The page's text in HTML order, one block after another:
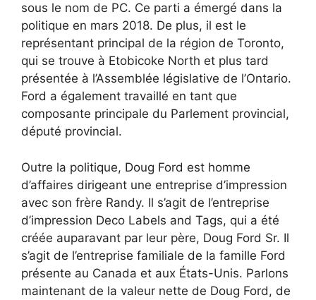
sous le nom de PC. Ce parti a émergé dans la
politique en mars 2018. De plus, il est le
représentant principal de la région de Toronto,
qui se trouve à Etobicoke North et plus tard
présentée à l’Assemblée législative de l’Ontario.
Ford a également travaillé en tant que
composante principale du Parlement provincial,
député provincial.
Outre la politique, Doug Ford est homme
d’affaires dirigeant une entreprise d’impression
avec son frère Randy. Il s’agit de l’entreprise
d’impression Deco Labels and Tags, qui a été
créée auparavant par leur père, Doug Ford Sr. Il
s’agit de l’entreprise familiale de la famille Ford
présente au Canada et aux États-Unis. Parlons
maintenant de la valeur nette de Doug Ford, de